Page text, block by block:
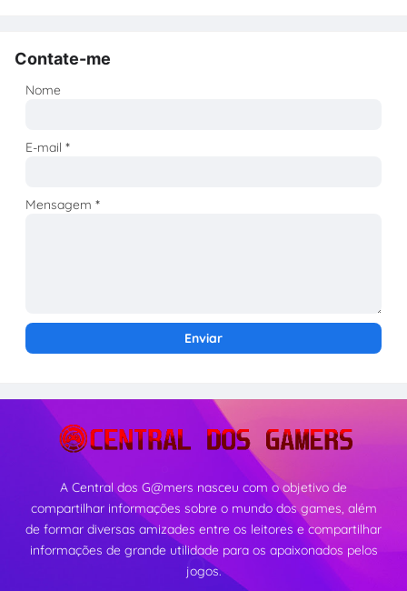
Contate-me
Nome
E-mail*
Mensagem*
A Central dos G@mers nasceu com o objetivo de
compartilhar informações sobre o mundo dos games, além
de formar diversas amizades entre os leitores e compartilhar
informações de grande utilidade para os apaixonados pelos
jogos.